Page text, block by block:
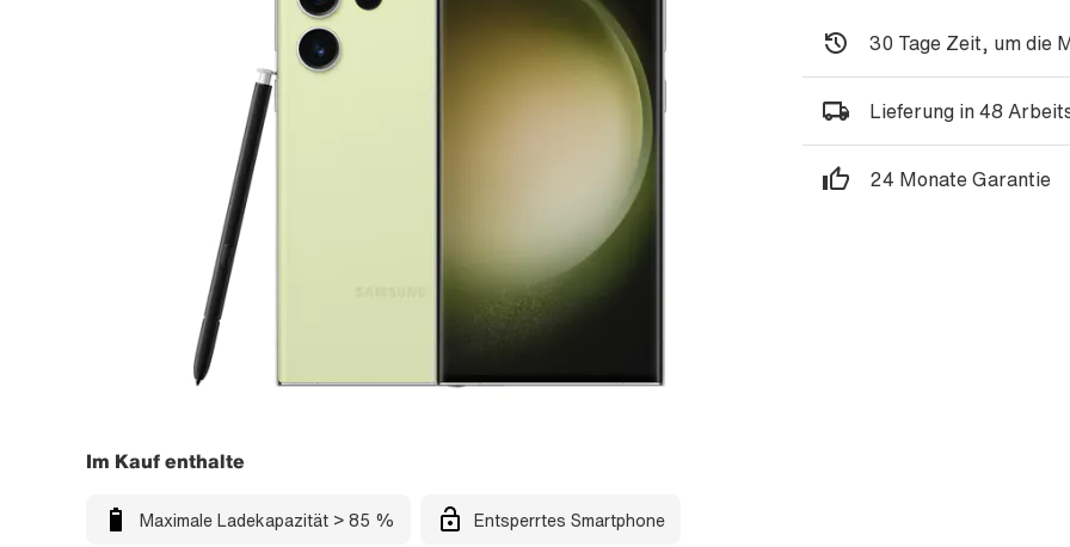
Im Kauf enthalte
Maximale Ladekapazität > 85 % Entsperrtes Smartphone
30 Tage Zeit, um die
Lieferung in 48
24 Monate Garantie